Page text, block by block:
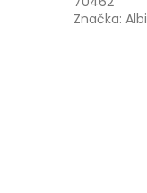
Značka: Albi